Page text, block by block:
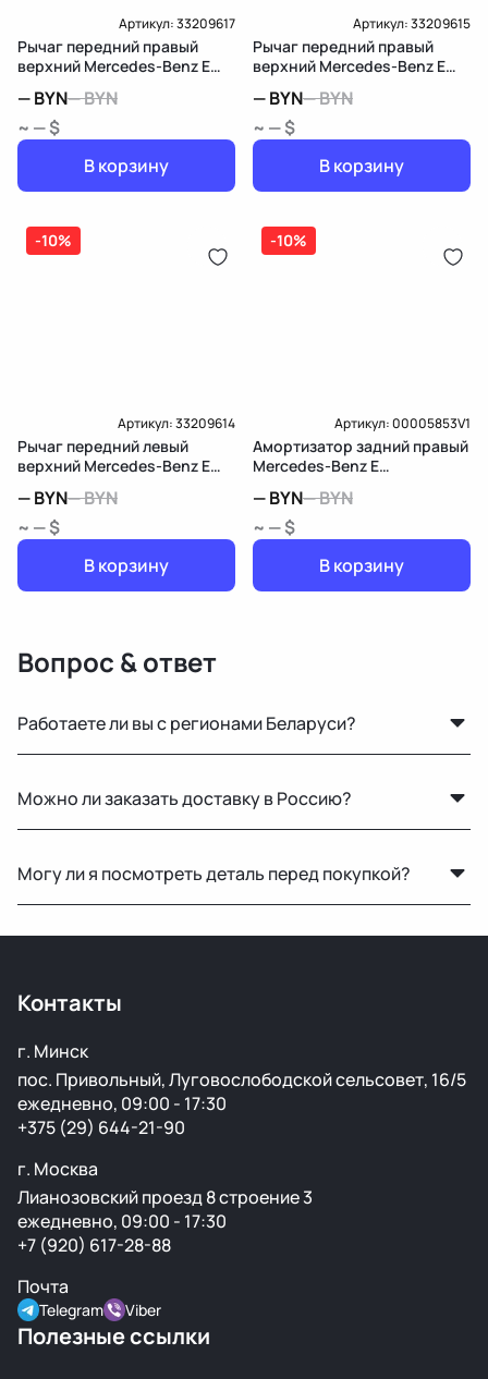
Артикул:33209617
Рычаг передний правый
верхний Mercedes-Benz E
—BYN—BYN
~ — $
В корзину
Артикул:33209615
Рычаг передний правый
верхний Mercedes-Benz E
—BYN—BYN
~ — $
В корзину
-10%
Артикул:33209614
Рычаг передний левый
верхний Mercedes-Benz E
—BYN—BYN
~ — $
В корзину
-10%
Артикул:00005853V1
Амортизатор задний правый
Mercedes-Benz E
—BYN—BYN
~ — $
В корзину
Вопрос & ответ
Работаете ли вы с регионами Беларуси?
Беларусь удобными транспортными службами.
Можно ли заказать доставку в Россию?
другие регионы РФ. Работаем с проверенными
транспортными компаниями.
Могу ли я посмотреть деталь перед покупкой?
Контакты
г. Минск
пос. Привольный, Луговослободской сельсовет, 16/5
ежедневно, 09:00 - 17:30
+375 (29) 644-21-90
г. Москва
Лианозовский проезд 8 строение 3
ежедневно, 09:00 - 17:30
+7 (920) 617-28-88
Почта
Telegram Viber
Полезные ссылки